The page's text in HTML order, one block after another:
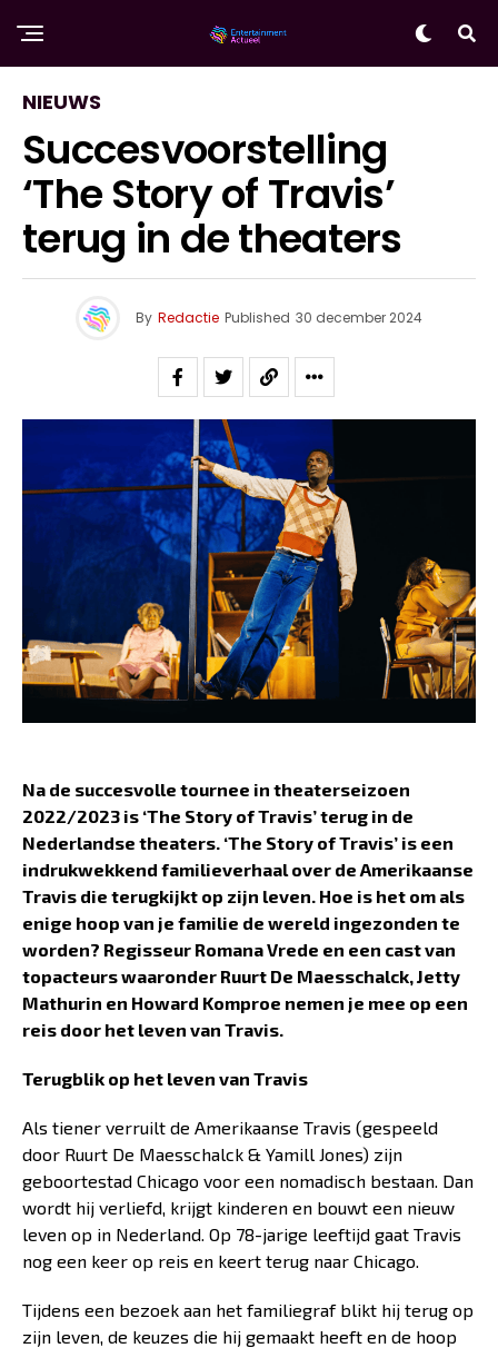
NIEUWS
Succesvoorstelling
‘The Story of Travis’
terug in de theaters
By Redactie Published 30 december 2024
Na de succesvolle tournee in theaterseizoen
2022/2023 is ‘The Story of Travis’ terug in de
Nederlandse theaters. ‘The Story of Travis’ is een
indrukwekkend familieverhaal over de Amerikaanse
Travis die terugkijkt op zijn leven. Hoe is het om als
enige hoop van je familie de wereld ingezonden te
worden? Regisseur Romana Vrede en een cast van
topacteurs waaronder Ruurt De Maesschalck, Jetty
Mathurin en Howard Komproe nemen je mee op een
reis door het leven van Travis.
Terugblik op het leven van Travis
Als tiener verruilt de Amerikaanse Travis (gespeeld
door Ruurt De Maesschalck & Yamill Jones) zijn
geboortestad Chicago voor een nomadisch bestaan. Dan
wordt hij verliefd, krijgt kinderen en bouwt een nieuw
leven op in Nederland. Op 78-jarige leeftijd gaat Travis
nog een keer op reis en keert terug naar Chicago.
Tijdens een bezoek aan het familiegraf blikt hij terug op
zijn leven, de keuzes die hij gemaakt heeft en de hoop